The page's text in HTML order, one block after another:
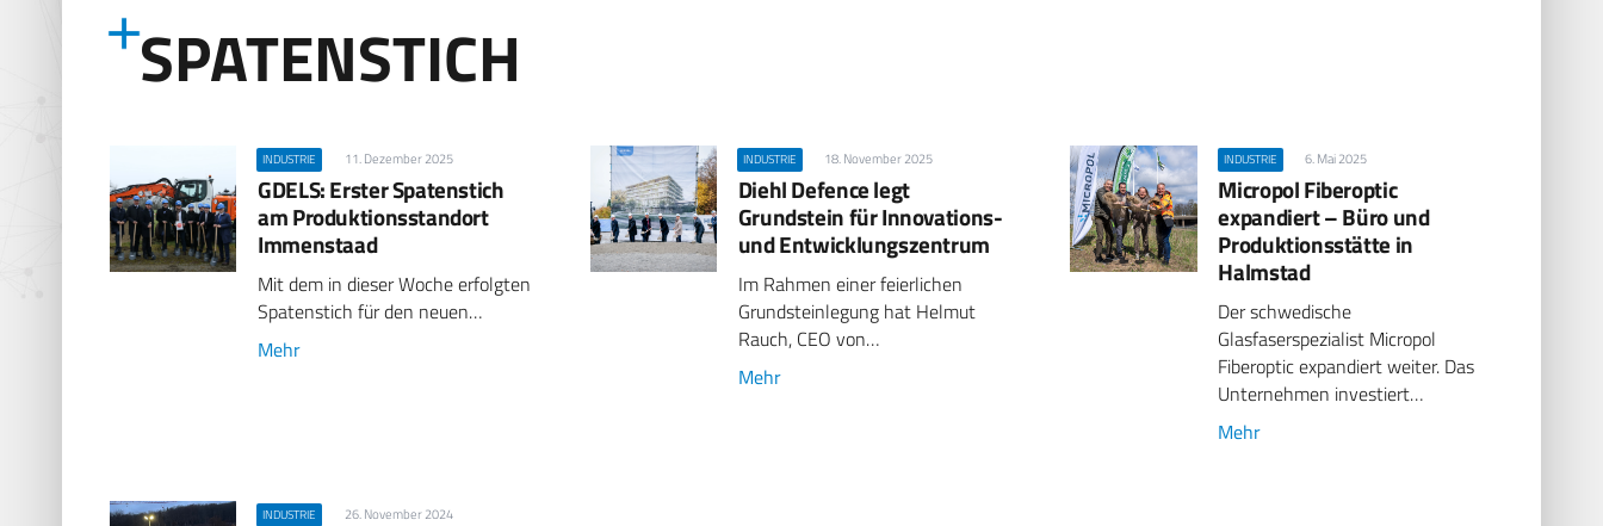
SPATENSTICH
INDUSTRIE 11. Dezember 2025
GDELS: Erster Spatenstich
am Produktionsstandort
Immenstaad
Mit dem in dieser Woche erfolgten
Spatenstich für den neuen…
Mehr
INDUSTRIE 18. November 2025
Diehl Defence legt
Grundstein für Innovations-
und Entwicklungszentrum
Im Rahmen einer feierlichen
Grundsteinlegung hat Helmut
Rauch, CEO von…
Mehr
INDUSTRIE 6. Mai 2025
Micropol Fiberoptic
expandiert – Büro und
Produktionsstätte in
Halmstad
Der schwedische
Glasfaserspezialist Micropol
Fiberoptic expandiert weiter. Das
Unternehmen investiert…
Mehr
INDUSTRIE 26. November 2024